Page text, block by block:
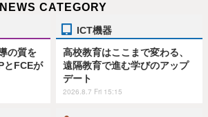
NEWS CATEGORY
の質を
とFCEが
ICT機器
高校教育はここまで変わる、
遠隔教育で進む学びのアップ
デート
2026.8.7 Fri 15:15